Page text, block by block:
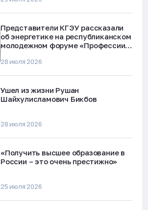
Представители КГЭУ рассказали
об энергетике на республиканском
молодежном форуме «Профессии
28 июля 2026
Ушел из жизни Рушан
Шайхулисламович Бикбов
28 июля 2026
«Получить высшее образование в
России – это очень престижно»
25 июля 2026